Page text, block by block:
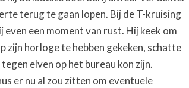
terug te gaan lopen. Bij de T-kruising
even een moment van rust. Hij keek om
zijn horloge te hebben gekeken, schatte
elven op het bureau kon zijn.
er nu al zou zitten om eventuele